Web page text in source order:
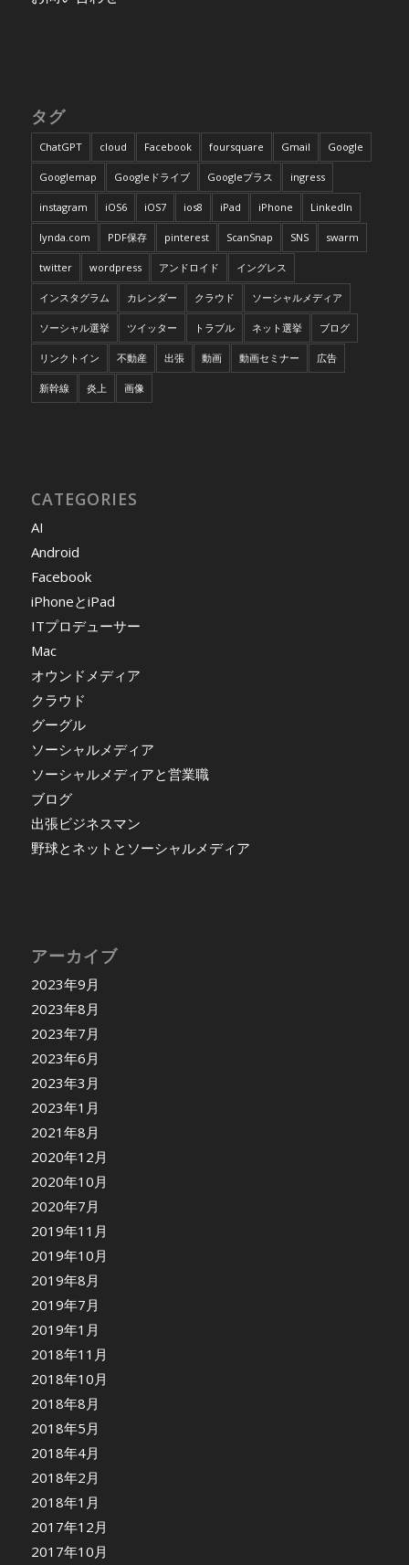
タグ
ChatGPT cloud Facebook foursquare Gmail Google
Googlemap Googleドライブ Googleプラス ingress
instagram iOS6 iOS7 ios8 iPad iPhone LinkedIn
lynda.com PDF保存 pinterest ScanSnap SNS swarm
twitter wordpress アンドロイド イングレス
インスタグラム カレンダー クラウド ソーシャルメディア
ソーシャル選挙 ツイッター トラブル ネット選挙 ブログ
リンクトイン 不動産 出張 動画 動画セミナー 広告
新幹線 炎上 画像
CATEGORIES
AI
Android
Facebook
iPhoneとiPad
ITプロデューサー
Mac
オウンドメディア
クラウド
グーグル
ソーシャルメディア
ソーシャルメディアと営業職
ブログ
出張ビジネスマン
野球とネットとソーシャルメディア
アーカイブ
2023年9月
2023年8月
2023年7月
2023年6月
2023年3月
2023年1月
2021年8月
2020年12月
2020年10月
2020年7月
2019年11月
2019年10月
2019年8月
2019年7月
2019年1月
2018年11月
2018年10月
2018年8月
2018年5月
2018年4月
2018年2月
2018年1月
2017年12月
2017年10月